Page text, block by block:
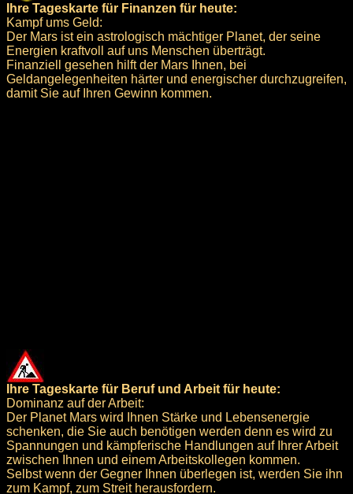
Ihre Tageskarte für Finanzen für heute:
Kampf ums Geld:
Der Mars ist ein astrologisch mächtiger Planet, der seine
Energien kraftvoll auf uns Menschen überträgt.
Finanziell gesehen hilft der Mars Ihnen, bei
Geldangelegenheiten härter und energischer durchzugreifen,
damit Sie auf Ihren Gewinn kommen.
Ihre Tageskarte für Beruf und Arbeit für heute:
Dominanz auf der Arbeit:
Der Planet Mars wird Ihnen Stärke und Lebensenergie
schenken, die Sie auch benötigen werden denn es wird zu
Spannungen und kämpferische Handlungen auf Ihrer Arbeit
zwischen Ihnen und einem Arbeitskollegen kommen.
Selbst wenn der Gegner Ihnen überlegen ist, werden Sie ihn
zum Kampf, zum Streit herausfordern.